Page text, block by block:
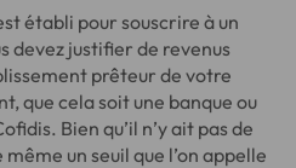
établi pour souscrire à un
devez justifier de revenus
prêteur de votre
que cela soit une banque ou
Bien qu’il n’y ait pas de
un seuil que l’on appelle